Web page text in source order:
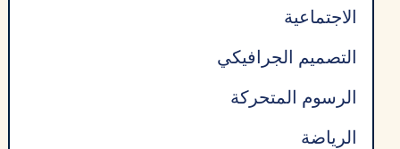
الاجتماعية
التصميم الجرافيكي
الرسوم المتحركة
الرياضة